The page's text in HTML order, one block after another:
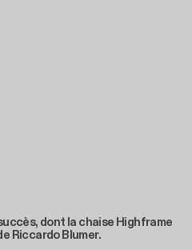
dont la chaise Highframe
Riccardo Blumer.